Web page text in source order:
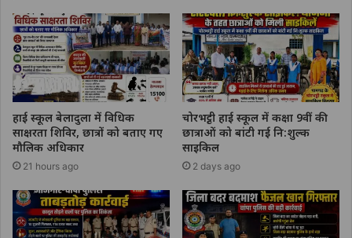
हाई स्कूल बेलादुला में विधिक
साक्षरता शिविर, छात्रों को बताए गए
मौलिक अधिकार
21 hours ago
चोरभट्ठी हाई स्कूल में कक्षा 9वीं की
छात्राओं को बांटी गई नि:शुल्क
साइकिल
2 days ago